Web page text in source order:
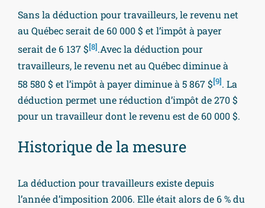
Sans la déduction pour travailleurs, le revenu net
au Québec serait de 60 000 $ et l’impôt à payer
serait de 6 137 $[8].Avec la déduction pour
travailleurs, le revenu net au Québec diminue à
58 580 $ et l’impôt à payer diminue à 5 867 $[9]. La
déduction permet une réduction d’impôt de 270 $
pour un travailleur dont le revenu est de 60 000 $.
Historique de la mesure
La déduction pour travailleurs existe depuis
l’année d’imposition 2006. Elle était alors de 6 % du